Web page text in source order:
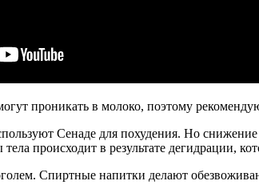
проникать в молоко, поэтому
Сенаде для похудения. Но снижение
происходит в результате дегидрации,
Спиртные напитки делают